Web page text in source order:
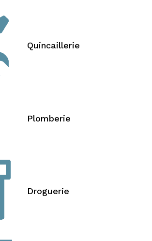
Quincaillerie
Plomberie
Droguerie